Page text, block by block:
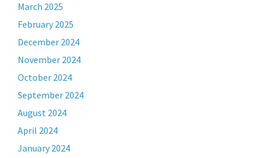
March 2025
February 2025
December 2024
November 2024
October 2024
September 2024
August 2024
April 2024
January 2024